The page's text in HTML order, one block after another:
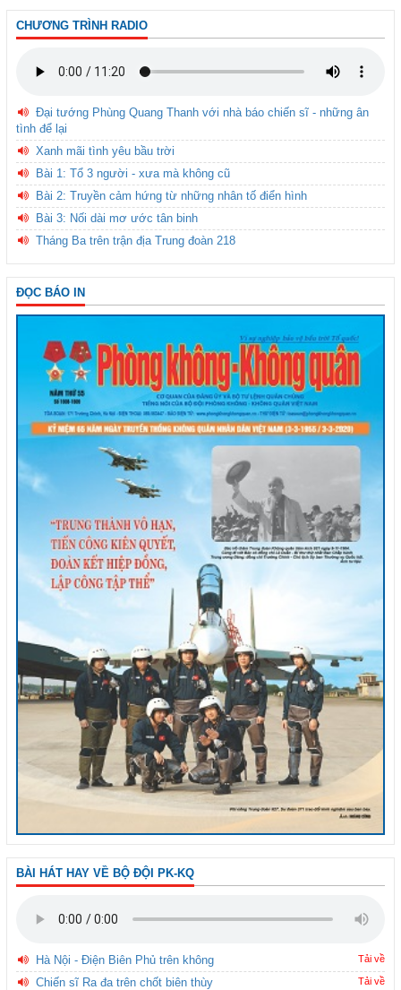
CHƯƠNG TRÌNH RADIO
Đại tướng Phùng Quang Thanh với nhà báo chiến sĩ - những ân
tình để lại
Xanh mãi tình yêu bầu trời
Bài 1: Tổ 3 người - xưa mà không cũ
Bài 2: Truyền cảm hứng từ những nhân tố điển hình
Bài 3: Nối dài mơ ước tân binh
Tháng Ba trên trận địa Trung đoàn 218
ĐỌC BÁO IN
BÀI HÁT HAY VỀ BỘ ĐỘI PK-KQ
Hà Nội - Điện Biên Phủ trên không Tải về
Chiến sĩ Ra đa trên chốt biên thùy Tải về